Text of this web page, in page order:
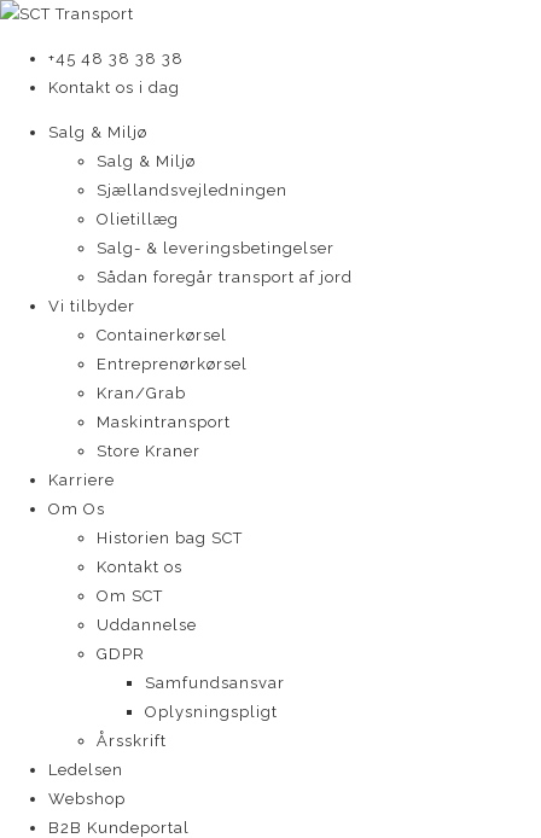
+45 48 38 38 38
Kontakt os i dag
Salg & Miljø
Salg & Miljø
Sjællandsvejledningen
Olietillæg
Salg- & leveringsbetingelser
Sådan foregår transport af jord
Vi tilbyder
Containerkørsel
Entreprenørkørsel
Kran/Grab
Maskintransport
Store Kraner
Karriere
Om Os
Historien bag SCT
Kontakt os
Om SCT
Uddannelse
GDPR
Samfundsansvar
Oplysningspligt
Årsskrift
Ledelsen
Webshop
B2B Kundeportal